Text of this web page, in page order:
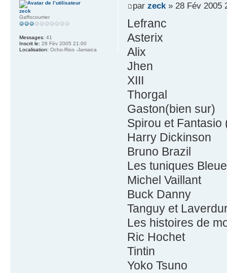
par zeck» 28 Fév 2005
Lefranc
Asterix
Alix
Jhen
XIII
Thorgal
Gaston(bien sur)
Spirou et
Harry Dickinson
Bruno Brazil
Les tuniques Bleue
Michel Vaillant
Buck Danny
Tanguy et
Les histoires de
Ric Hochet
Tintin
Yoko Tsuno
zeck
Gaffocourrier
Messages: 41
Inscrit le: 28 Fév 2005 21:00
Localisation: Ocho-Rios -Jamaica